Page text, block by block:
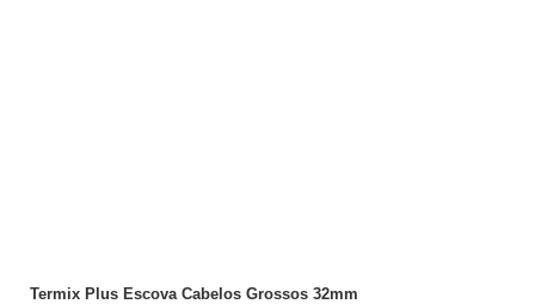
Termix Plus Escova Cabelos Grossos 32mm